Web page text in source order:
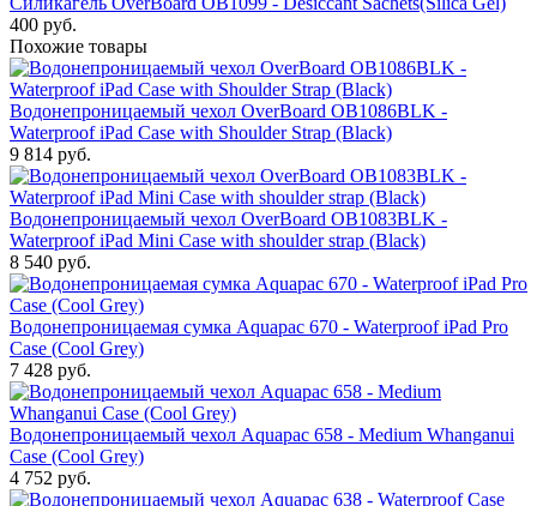
400 руб.
Похожие товары
Водонепроницаемый чехол OverBoard OB1086BLK -
Waterproof iPad Case with Shoulder Strap (Black)
9 814 руб.
Водонепроницаемый чехол OverBoard OB1083BLK -
Waterproof iPad Mini Case with shoulder strap (Black)
8 540 руб.
Водонепроницаемая сумка Aquapac 670 - Waterproof iPad Pro
Case (Cool Grey)
7 428 руб.
Водонепроницаемый чехол Aquapac 658 - Medium Whanganui
Case (Cool Grey)
4 752 руб.